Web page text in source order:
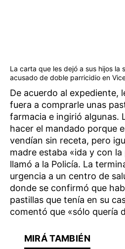
La carta que les dejó a sus hijos la
acusado de doble parricidio en
De acuerdo al expediente,
fuera a comprarle unas
farmacia e ingirió algunas.
hacer el mandado porque
vendían sin receta, pero
madre estaba «ida y con
llamó a la Policía. La
urgencia a un centro de
donde se confirmó que
pastillas que tenía en su
comentó que «sólo quería